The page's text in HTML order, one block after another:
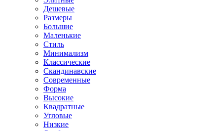
Дешевые
Размеры
Большие
Маленькие
Стиль
Минимализм
Классические
Скандинавские
Современные
Форма
Высокие
Квадратные
Угловые
Низкие